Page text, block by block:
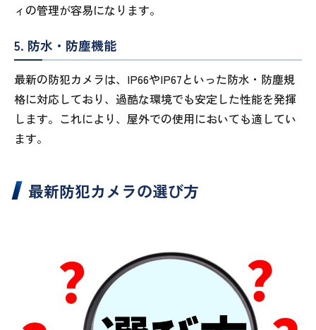
ィの管理が容易になります。
5. 防水・防塵機能
最新の防犯カメラは、IP66やIP67といった防水・防塵規
格に対応しており、過酷な環境でも安定した性能を発揮
します。これにより、屋外での使用においても適してい
ます。
最新防犯カメラの選び方